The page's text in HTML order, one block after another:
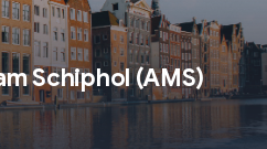
Schiphol(AMS)